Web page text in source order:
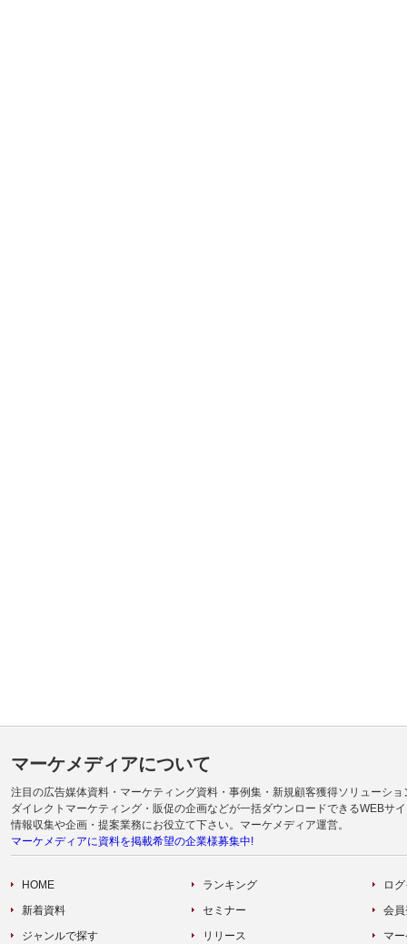
マーケメディアについて
注目の広告媒体資料・マーケティング資料・事例集・新規顧客獲得ソリューショ
ダイレクトマーケティング・販促の企画などが一括ダウンロードできるWEBサ
情報収集や企画・提案業務にお役立て下さい。マーケメディア運営。
マーケメディアに資料を掲載希望の企業様募集中!
HOME
新着資料
ジャンルで探す
ランキング
セミナー
リリース
ロ
会
マ